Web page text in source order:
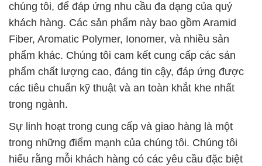
chúng tôi, để đáp ứng nhu cầu đa dạng của quý
khách hàng. Các sản phẩm này bao gồm Aramid
Fiber, Aromatic Polymer, Ionomer, và nhiều sản
phẩm khác. Chúng tôi cam kết cung cấp các sản
phẩm chất lượng cao, đáng tin cậy, đáp ứng được
các tiêu chuẩn kỹ thuật và an toàn khắt khe nhất
trong ngành.
Sự linh hoạt trong cung cấp và giao hàng là một
trong những điểm mạnh của chúng tôi. Chúng tôi
hiểu rằng mỗi khách hàng có các yêu cầu đặc biệt